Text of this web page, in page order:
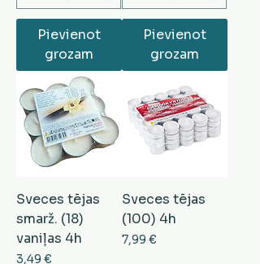
Pievienot
grozam
Pievienot
grozam
Sveces tējas
smarž. (18)
vaniļas 4h
Cena
3,49 €
Sveces tējas
(100) 4h
Cena
7,99 €